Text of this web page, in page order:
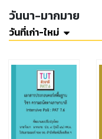
วันนา-มากมาย
วันที่เก่า-ใหม่